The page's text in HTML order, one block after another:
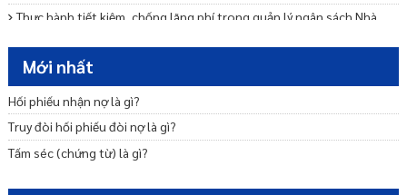
Thực hành tiết kiệm, chống lãng phí trong quản lý ngân sách Nhà
Thực hành tiết kiệm, chống lãng phí trong việc ban hành, thực hiện
định mức, tiêu chuẩn, chế độ như thế nào?
Xử lý thông tin phát hiện lãng phí như thế nào?
Tại sao phải công khai về thực hành tiết kiệm, chống lãng phí?
Biện pháp tạm thời trong phòng, chống rửa tiền là gì?
Mới nhất
Hối phiếu nhận nợ là gì?
Truy đòi hối phiếu đòi nợ là gì?
Tấm séc (chứng từ) là gì?